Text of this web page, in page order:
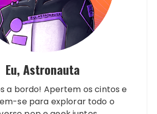
Eu, Astronauta
a bordo! Apertem os cintos e
se para explorar todo o